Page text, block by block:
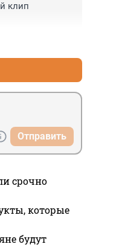
клип
Отправить
срочно
которые
будут